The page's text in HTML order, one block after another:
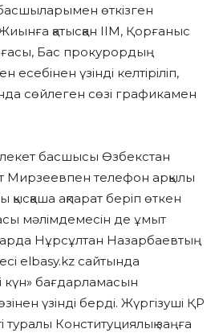
өткізген
қатысқан ІІМ, Қорғаныс
Бас прокурордың
үзінді келтіріліп,
сөйлеген сөзі графикамен
басшысы Өзбекстан
Мирзеевпен телефон арқылы
қысқаша ақпарат беріп өткен
мәлімдемесін де ұмыт
Нұрсұлтан Назарбаевтың
elbasy.kz сайтында
бағдарламасын
үзінді берді. Жүргізуші ҚР
Конституциялық заңға